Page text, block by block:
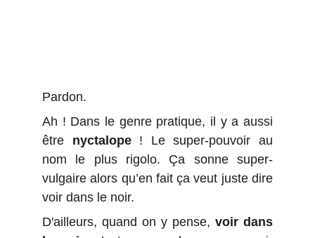
Pardon.
Ah ! Dans le genre pratique, il y a aussi
être nyctalope! Le super-pouvoir au
nom le plus rigolo. Ça sonne super-
vulgaire alors qu’en fait ça veut juste dire
voir dans le noir.
D'ailleurs, quand on y pense, voir dans